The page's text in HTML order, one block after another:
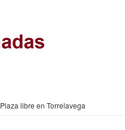
Plaza libre en Torrelavega